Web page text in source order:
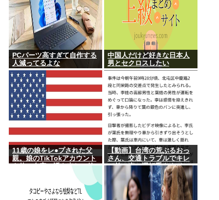
PCパーツ高すぎて自作する
人減ってるよな
中国人だけど好きな日本人
男とセクロスしたい
11歳の娘をレ●プされた父
親。娘のTikTokアカウント
を使い自宅に誘き出し、銃
【動画】台湾の荒ぶるおっ
さん、交通トラブルでキレ
て前の車の運転手をナイフ
で斬りつけるも壮絶な返り
討ちにあう